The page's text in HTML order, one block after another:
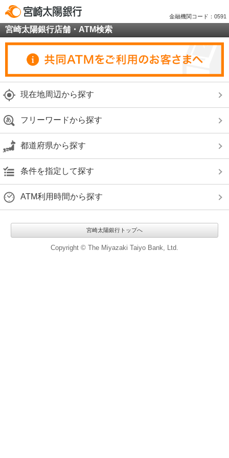
金融機関コード：0591
宮崎太陽銀行店舗・ATM検索
現在地周辺から探す
フリーワードから探す
都道府県から探す
条件を指定して探す
ATM利用時間から探す
宮崎太陽銀行トップへ
Copyright © The Miyazaki Taiyo Bank, Ltd.